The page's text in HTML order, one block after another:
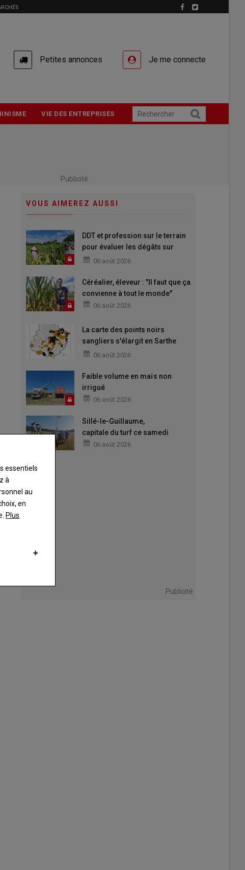
Petites annonces Je me connecte
VIE DES ENTREPRISES
Publicité
VOUS AIMEREZ AUSSI
DDT et profession sur le terrain
pour évaluer les dégâts sur
maïs06 août 2026
Céréalier, éleveur : "Il faut que ça
convienne à tout le monde"
06 août 2026
La carte des points noirs
sangliers s'élargit en Sarthe
pour 2026-2027
06 août 2026
Faible volume en maïs non
irrigué
06 août 2026
Sillé-le-Guillaume,
capitale du turf ce samedi
06 août 2026
Publicité
essentiels
à
au
en
Plus